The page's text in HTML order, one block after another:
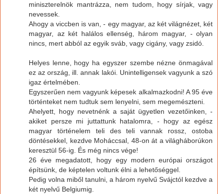
miniszterelnök mantrázza, nem tudom, hogy sírjak, vagy
nevessek.
Ahogy a viccben is van, - egy magyar, az két világnézet, két
magyar, az két halálos ellenség, három magyar, - olyan
nincs, mert abból az egyik sváb, vagy cigány, vagy zsidó.
Helyes lenne, hogy ha egyszer szembe nézne önmagával
ez az ország, ill. annak lakói. Unintelligensek vagyunk a szó
igaz értelmében.
Egyszerűen nem vagyunk képesek alkalmazkodni! A 95 éve
történteket nem tudtuk sem lenyelni, sem megemészteni.
Ahelyett, hogy nevetnénk a saját ügyetlen vezetőinken, -
akiket persze mi juttattunk hatalomra, - hogy az egész
magyar történelem teli des teli vannak rossz, ostoba
döntésekkel, kezdve Moháccsal, 48-on át a világháborúkon
keresztül 56-ig. És még nincs vége!
26 éve megadatott, hogy egy modern európai országot
építsünk, de képtelen voltunk élni a lehetőséggel.
Pedig volna miből tanulni, a három nyelvű Svájctól kezdve a
két nyelvű Belgiumig.